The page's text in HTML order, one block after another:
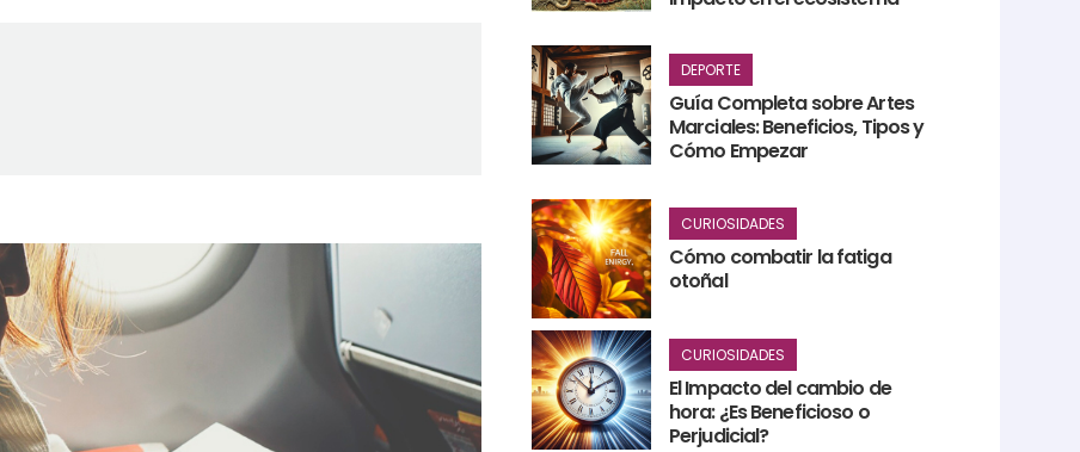
DEPORTE
Guía Completa sobre Artes
Marciales: Beneficios, Tipos y
Cómo Empezar
CURIOSIDADES
Cómo combatir la fatiga
otoñal
CURIOSIDADES
El Impacto del cambio de
hora: ¿Es Beneficioso o
Perjudicial?